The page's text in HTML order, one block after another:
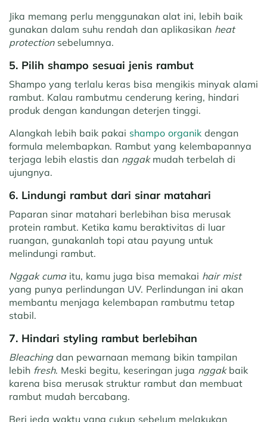
Jika memang perlu menggunakan alat ini, lebih baik
gunakan dalam suhu rendah dan aplikasikan heat
protection sebelumnya.
5. Pilih shampo sesuai jenis rambut
Shampo yang terlalu keras bisa mengikis minyak alami
rambut. Kalau rambutmu cenderung kering, hindari
produk dengan kandungan deterjen tinggi.
Alangkah lebih baik pakai shampo organik dengan
formula melembapkan. Rambut yang kelembapannya
terjaga lebih elastis dan nggak mudah terbelah di
ujungnya.
6. Lindungi rambut dari sinar matahari
Paparan sinar matahari berlebihan bisa merusak
protein rambut. Ketika kamu beraktivitas di luar
ruangan, gunakanlah topi atau payung untuk
melindungi rambut.
Nggak cuma itu, kamu juga bisa memakai hair mist
yang punya perlindungan UV. Perlindungan ini akan
membantu menjaga kelembapan rambutmu tetap
stabil.
7. Hindari styling rambut berlebihan
Bleaching dan pewarnaan memang bikin tampilan
lebih fresh. Meski begitu, keseringan juga nggak baik
karena bisa merusak struktur rambut dan membuat
rambut mudah bercabang.
Beri jeda waktu yang cukup sebelum melakukan